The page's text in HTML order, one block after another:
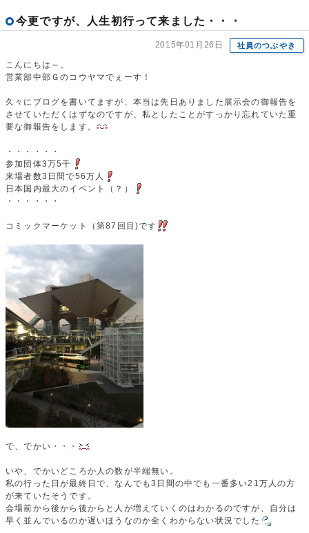
今更ですが、人生初行って来ました・・・
2015年01月26日 社員のつぶやき
こんにちは～。
営業部中部Ｇのコウヤマでぇーす！
久々にブログを書いてますが、本当は先日ありました展示会の御報告を
させていただくはずなのですが、私としたことがすっかり忘れていた重
要な御報告をします。
・・・・・・
参加団体3万5千
来場者数3日間で56万人
日本国内最大のイベント（？）
・・・・・・
コミックマーケット（第87回目)です
で、でかい・・・
いや、でかいどころか人の数が半端無い。
私の行った日が最終日で、なんでも3日間の中でも一番多い21万人の方
が来ていたそうです。
会場前から後から後からと人が増えていくのはわかるのですが、自分は
早く並んでいるのか遅いほうなのか全くわからない状況でした